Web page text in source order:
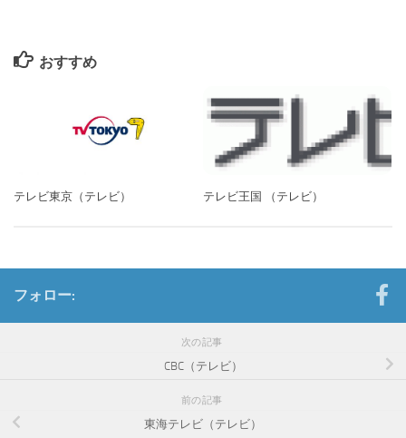
おすすめ
テレビ東京（テレビ） テレビ王国 （テレビ）
フォロー:
次の記事
CBC（テレビ）
前の記事
東海テレビ（テレビ）